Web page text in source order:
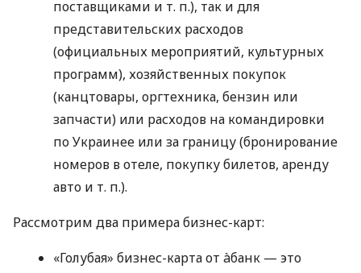
поставщиками и т. п.), так и для
представительских расходов
(официальных мероприятий, культурных
программ), хозяйственных покупок
(канцтовары, оргтехника, бензин или
запчасти) или расходов на командировки
по Украинее или за границу (бронирование
номеров в отеле, покупку билетов, аренду
авто и т. п.).
Рассмотрим два примера бизнес-карт:
«Голубая» бизнес-карта от àбанк — это